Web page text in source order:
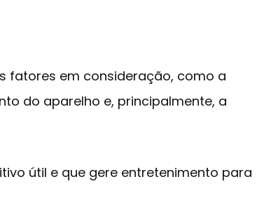
fatores em consideração, como a
do aparelho e, principalmente, a
útil e que gere entretenimento para